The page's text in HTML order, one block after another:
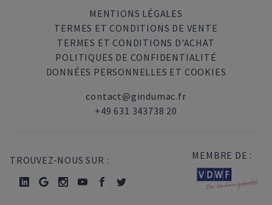
MENTIONS LÉGALES
TERMES ET CONDITIONS DE VENTE
TERMES ET CONDITIONS D'ACHAT
POLITIQUES DE CONFIDENTIALITÉ
DONNÉES PERSONNELLES ET COOKIES
contact@gindumac.fr
+49 631 343738 20
TROUVEZ-NOUS SUR : MEMBRE DE :